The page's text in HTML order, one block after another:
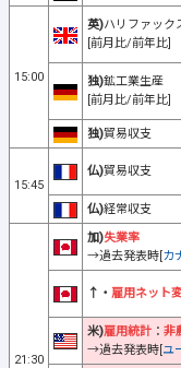
15:00
英)ハリファック
[前月比/前年比]
独)鉱工業生産
[前月比/前年比]
独)貿易収支
15:45
仏)貿易収支
仏)経常収支
21:30
加)失業率
→過去発表時[カ
↑・ 雇用ネット
米)雇用統計 ： 非
→過去発表時[ユ